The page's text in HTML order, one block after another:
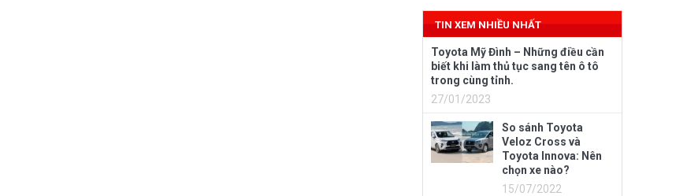
TIN XEM NHIỀU NHẤT
Toyota Mỹ Đình – Những điều cần
biết khi làm thủ tục sang tên ô tô
trong cùng tỉnh.
27/01/2023
So sánh Toyota
Veloz Cross và
Toyota Innova: Nên
chọn xe nào?
15/07/2022